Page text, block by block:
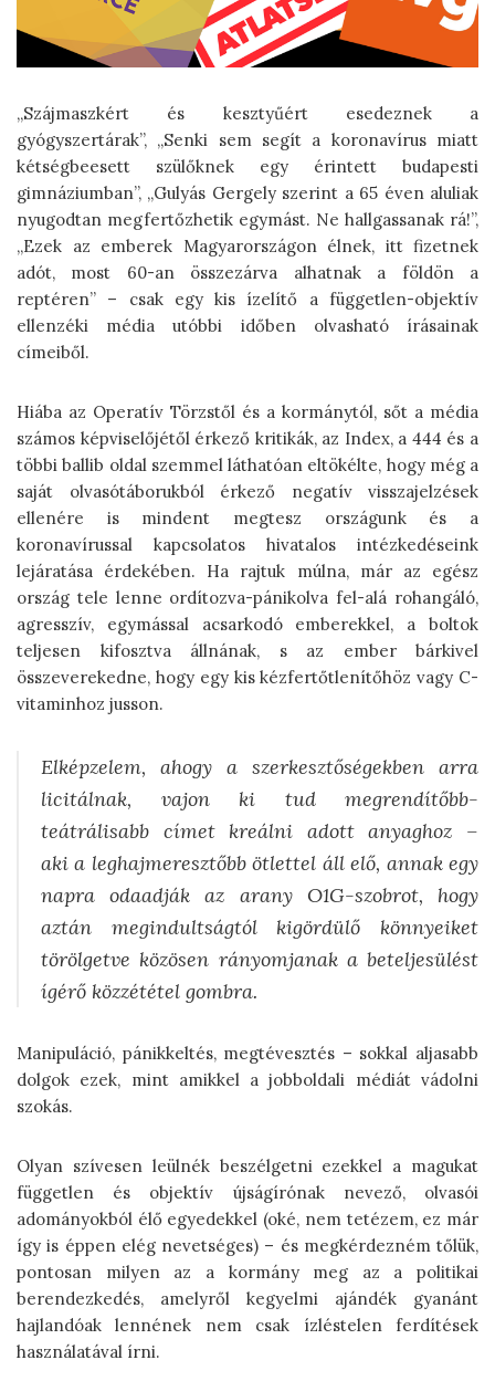
„Szájmaszkért és kesztyűért esedeznek a
gyógyszertárak”, „Senki sem segít a koronavírus miatt
kétségbeesett szülőknek egy érintett budapesti
gimnáziumban”, „Gulyás Gergely szerint a 65 éven aluliak
nyugodtan megfertőzhetik egymást. Ne hallgassanak rá!”,
„Ezek az emberek Magyarországon élnek, itt fizetnek
adót, most 60-an összezárva alhatnak a földön a
reptéren” – csak egy kis ízelítő a független-objektív
ellenzéki média utóbbi időben olvasható írásainak
címeiből.
Hiába az Operatív Törzstől és a kormánytól, sőt a média
számos képviselőjétől érkező kritikák, az Index, a 444 és a
többi ballib oldal szemmel láthatóan eltökélte, hogy még a
saját olvasótáborukból érkező negatív visszajelzések
ellenére is mindent megtesz országunk és a
koronavírussal kapcsolatos hivatalos intézkedéseink
lejáratása érdekében. Ha rajtuk múlna, már az egész
ország tele lenne ordítozva-pánikolva fel-alá rohangáló,
agresszív, egymással acsarkodó emberekkel, a boltok
teljesen kifosztva állnának, s az ember bárkivel
összeverekedne, hogy egy kis kézfertőtlenítőhöz vagy C-
vitaminhoz jusson.
Elképzelem, ahogy a szerkesztőségekben arra
licitálnak, vajon ki tud megrendítőbb-
teátrálisabb címet kreálni adott anyaghoz –
aki a leghajmeresztőbb ötlettel áll elő, annak egy
napra odaadják az arany O1G-szobrot, hogy
aztán megindultságtól kigördülő könnyeiket
törölgetve közösen rányomjanak a beteljesülést
ígérő közzététel gombra.
Manipuláció, pánikkeltés, megtévesztés – sokkal aljasabb
dolgok ezek, mint amikkel a jobboldali médiát vádolni
szokás.
Olyan szívesen leülnék beszélgetni ezekkel a magukat
független és objektív újságírónak nevező, olvasói
adományokból élő egyedekkel (oké, nem tetézem, ez már
így is éppen elég nevetséges) – és megkérdezném tőlük,
pontosan milyen az a kormány meg az a politikai
berendezkedés, amelyről kegyelmi ajándék gyanánt
hajlandóak lennének nem csak ízléstelen ferdítések
használatával írni.